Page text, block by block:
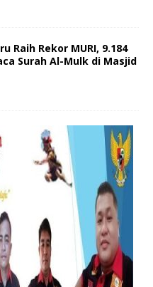
Raih Rekor MURI, 9.184
Surah Al-Mulk di Masjid